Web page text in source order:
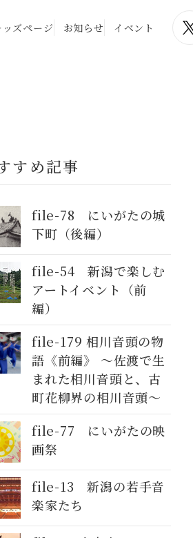
ッズページ お知らせ イベント
すめ記事
file-78 にいがたの城
下町（後編）
file-54 新潟で楽しむ
アートイベント（前
編）
file-179 相川音頭の物
語《前編》 〜佐渡で生
まれた相川音頭と、古
町花柳界の相川音頭〜
file-77 にいがたの映
画祭
file-13 新潟の若手音
楽家たち